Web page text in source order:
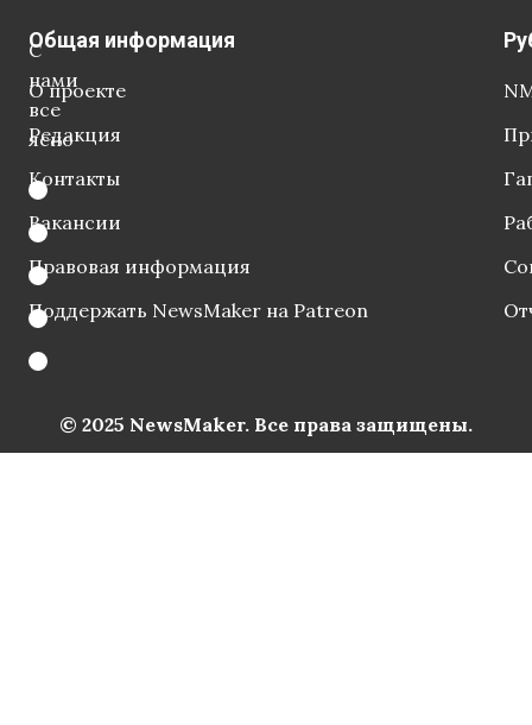
С
нами
все
ясно
Общая информация
О проекте
Редакция
Контакты
Вакансии
Правовая информация
Поддержать NewsMaker на Patreon
© 2025 NewsMaker. Все права защищены.